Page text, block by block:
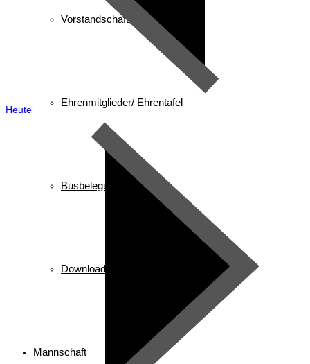
Vorstandschaft
Ehrenmitglieder/ Ehrentafel
Busbelegung
Downloads
Mannschaft
Heute